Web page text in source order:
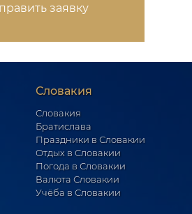
Словакия
Словакия
Братислава
Праздники в Словакии
Отдых в Словакии
Погода в Словакии
Валюта Словакии
Учёба в Словакии